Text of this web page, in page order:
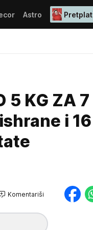
Astro
5 KG ZA 7
i 16
Komentariši